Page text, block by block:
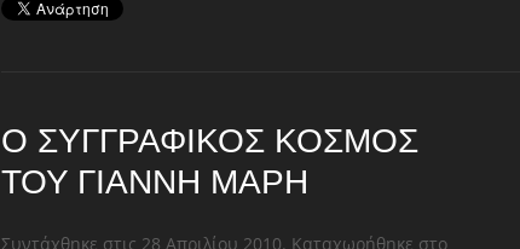
Ο ΣΥΓΓΡΑΦΙΚΌΣ ΚΌΣΜΟΣ
ΤΟΥ ΓΙΆΝΝΗ ΜΑΡΉ
Συντάχθηκε στις 28 Απριλίου 2010. Καταχωρήθηκε στο